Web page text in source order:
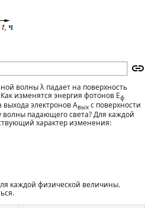
волны λ падает на поверхность
изменятся энергия фотонов Еф
электронов Авых с поверхности
волны падающего света? Для каждой
характер изменения:
каждой физической величины.